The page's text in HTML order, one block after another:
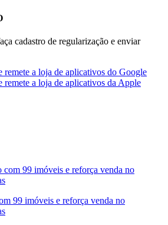
cadastro de regularização e enviar
99 imóveis e reforça venda no